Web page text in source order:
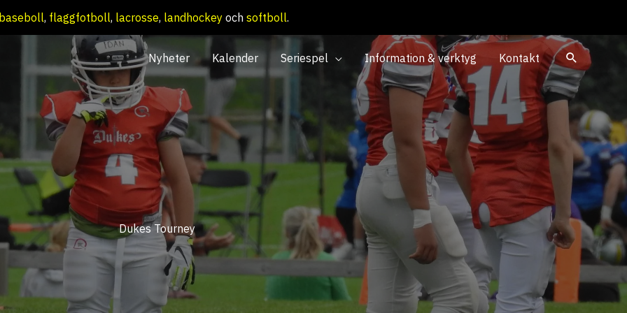
baseboll, flaggfotboll, lacrosse, landhockey och softboll.
Nyheter Kalender Seriespel Information & verktyg Kontakt
Dukes Tourney